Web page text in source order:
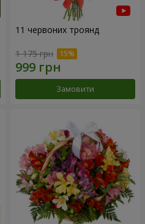
11 червоних троянд
1 175 грн
Замовити